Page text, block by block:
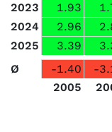
2023
1.93
2024
2.96
2025
3.39
Ø
-1.40 -
2005